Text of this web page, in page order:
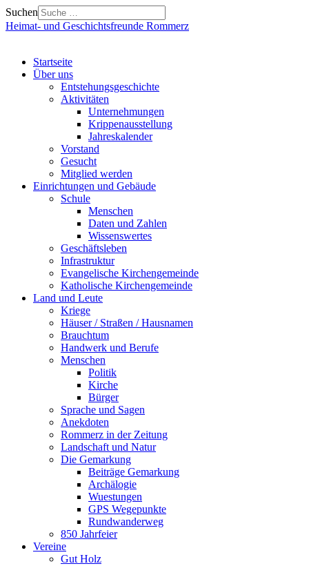
Suchen
Heimat- und Geschichtsfreunde Rommerz
Startseite
Über uns
Entstehungsgeschichte
Aktivitäten
Unternehmungen
Krippenausstellung
Jahreskalender
Vorstand
Gesucht
Mitglied werden
Einrichtungen und Gebäude
Schule
Menschen
Daten und Zahlen
Wissenswertes
Geschäftsleben
Infrastruktur
Evangelische Kirchengemeinde
Katholische Kirchengemeinde
Land und Leute
Kriege
Häuser / Straßen / Hausnamen
Brauchtum
Handwerk und Berufe
Menschen
Politik
Kirche
Bürger
Sprache und Sagen
Anekdoten
Rommerz in der Zeitung
Landschaft und Natur
Die Gemarkung
Beiträge Gemarkung
Archälogie
Wuestungen
GPS Wegepunkte
Rundwanderweg
850 Jahrfeier
Vereine
Gut Holz